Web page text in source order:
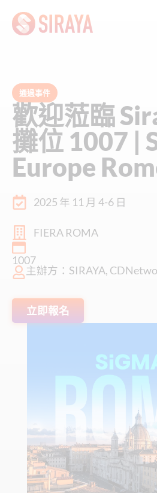
通過事件
歡迎蒞臨
攤位 1007 |
Europe
2025 年 11 月 4-6 日
FIERA ROMA
1007
主辦方：SIRAYA,
立即報名